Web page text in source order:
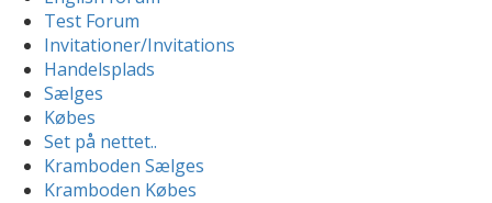
Test Forum
Invitationer/Invitations
Handelsplads
Sælges
Købes
Set på nettet..
Kramboden Sælges
Kramboden Købes